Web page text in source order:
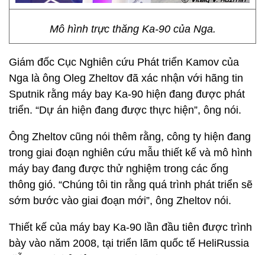
Mô hình trực thăng Ka-90 của Nga.
Giám đốc Cục Nghiên cứu Phát triển Kamov của
Nga là ông Oleg Zheltov đã xác nhận với hãng tin
Sputnik rằng máy bay Ka-90 hiện đang được phát
triển. “Dự án hiện đang được thực hiện”, ông nói.
Ông Zheltov cũng nói thêm rằng, công ty hiện đang
trong giai đoạn nghiên cứu mẫu thiết kế và mô hình
máy bay đang được thử nghiệm trong các ống
thông gió. “Chúng tôi tin rằng quá trình phát triển sẽ
sớm bước vào giai đoạn mới”, ông Zheltov nói.
Thiết kế của máy bay Ka-90 lần đầu tiên được trình
bày vào năm 2008, tại triển lãm quốc tế HeliRussia